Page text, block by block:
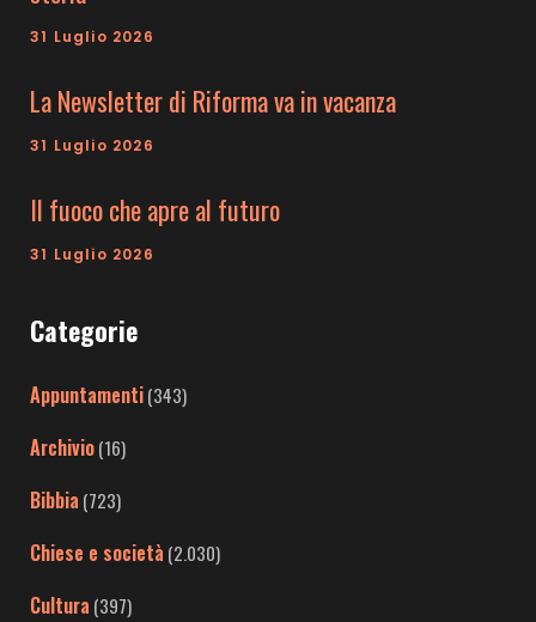
31 Luglio 2026
La Newsletter di Riforma va in vacanza
31 Luglio 2026
Il fuoco che apre al futuro
31 Luglio 2026
Categorie
Appuntamenti(343)
Archivio(16)
Bibbia (723)
Chiese e società (2.030)
Cultura (397)